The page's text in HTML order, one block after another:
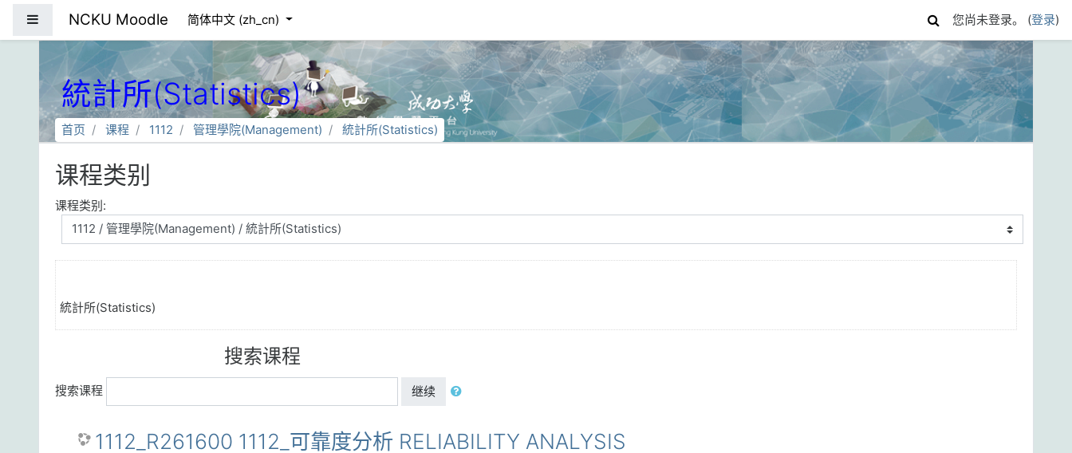
停靠面板NCKU Moodle 简体中文 ‎(zh_cn)‎ 您尚未登录。 (登录)
統計所(Statistics)
首页 课程 1112 管理學院(Management) 統計所(Statistics)
课程类别
课程类别:
統計所(Statistics)
搜索课程
搜索课程 继续
1112_R261600 1112_可靠度分析 RELIABILITY ANALYSIS